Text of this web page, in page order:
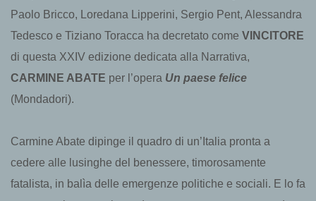
Paolo Bricco, Loredana Lipperini, Sergio Pent, Alessandra
Tedesco e Tiziano Toracca ha decretato come VINCITORE
di questa XXIV edizione dedicata alla Narrativa,
CARMINE ABATE per l’opera Un paese felice
(Mondadori).
Carmine Abate dipinge il quadro di un’Italia pronta a
cedere alle lusinghe del benessere, timorosamente
fatalista, in balìa delle emergenze politiche e sociali. E lo fa